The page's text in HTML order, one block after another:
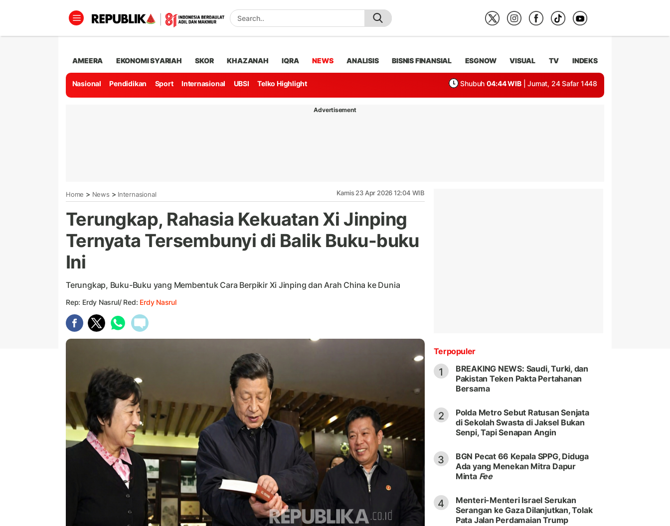
AMEERA EKONOMI SYARIAH SKOR KHAZANAH IQRA NEWS ANALISIS BISNIS FINANSIAL ESGNOW VISUAL TV INDEKS
Nasional Pendidikan Sport Internasional UBSI Telko Highlight Shubuh 04:44 WIB | Jumat, 24 Safar 1448
Advertisement
Home > News > Internasional Kamis 23 Apr 2026 12:04 WIB
Terungkap, Rahasia Kekuatan Xi Jinping
Ternyata Tersembunyi di Balik Buku-buku
Ini
Terungkap, Buku-Buku yang Membentuk Cara Berpikir Xi Jinping dan Arah China ke Dunia
Rep: Erdy Nasrul/ Red: Erdy Nasrul
Terpopuler
1
BREAKING NEWS: Saudi, Turki, dan
Pakistan Teken Pakta Pertahanan
Bersama
2
Polda Metro Sebut Ratusan Senjata
di Sekolah Swasta di Jaksel Bukan
Senpi, Tapi Senapan Angin
3
BGN Pecat 66 Kepala SPPG, Diduga
Ada yang Menekan Mitra Dapur
Minta Fee
4
Menteri-Menteri Israel Serukan
Serangan ke Gaza Dilanjutkan, Tolak
Pata Jalan Perdamaian Trump